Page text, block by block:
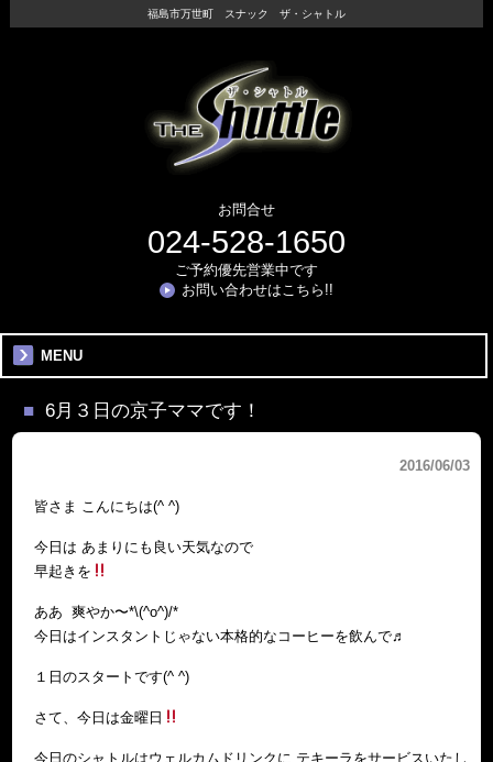
福島市万世町 スナック ザ・シャトル
お問合せ
024-528-1650
ご予約優先営業中です
お問い合わせはこちら!!
MENU
6月３日の京子ママです！
2016/06/03
皆さま こんにちは(^ ^)
今日は あまりにも良い天気なので
早起きを
ああ 爽やか〜*\(^o^)/*
今日はインスタントじゃない本格的なコーヒーを飲んで♬
１日のスタートです(^ ^)
さて、今日は金曜日
今日のシャトルはウェルカムドリンクに テキーラをサービスいたし